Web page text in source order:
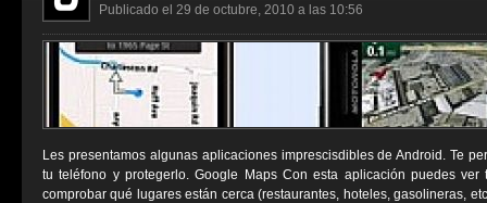
Publicado el 29 de octubre, 2010 a las 10:56
Les presentamos algunas aplicaciones imprescisdibles de Android. Te
tu teléfono y protegerlo. Google Maps Con esta aplicación puedes
comprobar qué lugares están cerca (restaurantes, hoteles, gasolineras,